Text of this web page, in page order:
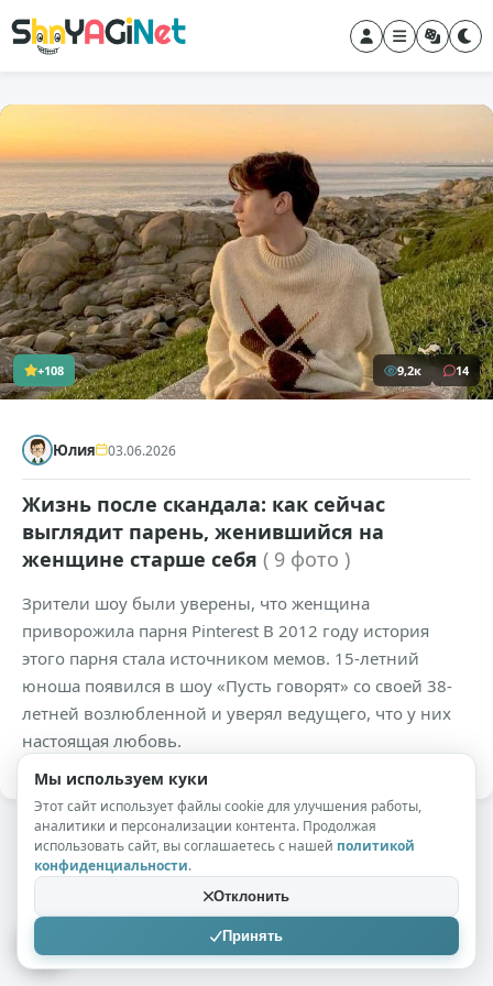
+108 9,2к 14
Юлия 03.06.2026
Жизнь после скандала: как сейчас
выглядит парень, женившийся на
женщине старше себя ( 9 фото )
Зрители шоу были уверены, что женщина
приворожила парня Pinterest В 2012 году история
этого парня стала источником мемов. 15-летний
юноша появился в шоу «Пусть говорят» со своей 38-
летней возлюбленной и уверял ведущего, что у них
настоящая любовь.
Мы используем куки
Этот сайт использует файлы cookie для улучшения работы,
аналитики и персонализации контента. Продолжая
использовать сайт, вы соглашаетесь с нашей политикой
конфиденциальности.
Отклонить
Принять